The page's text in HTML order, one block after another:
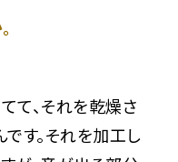
て、それを乾燥さ
す。それを加工し